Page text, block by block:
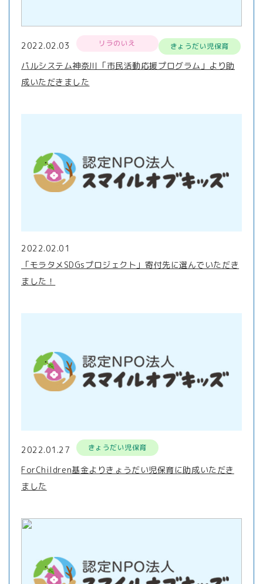
2022.02.03 リラのいえ きょうだい児保育
パルシステム神奈川「市民活動応援プログラム」より助
成いただきました
2022.02.01
「モラタメSDGsプロジェクト」寄付先に選んでいただき
ました！
2022.01.27 きょうだい児保育
ForChildren基金よりきょうだい児保育に助成いただき
ました